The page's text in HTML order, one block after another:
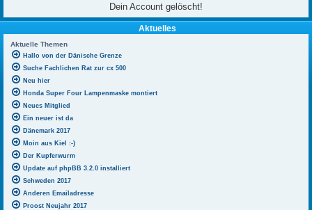
Dein Account gelöscht!
Aktuelles
Aktuelle Themen
Hallo von der Dänische Grenze
Suche Fachlichen Rat zur cx 500
Neu hier
Honda Super Four Lampenmaske montiert
Neues Mitglied
Ein neuer ist da
Dänemark 2017
Moin aus Kiel :-)
Der Kupferwurm
Update auf phpBB 3.2.0 installiert
Schweden 2017
Anderen Emailadresse
Proost Neujahr 2017